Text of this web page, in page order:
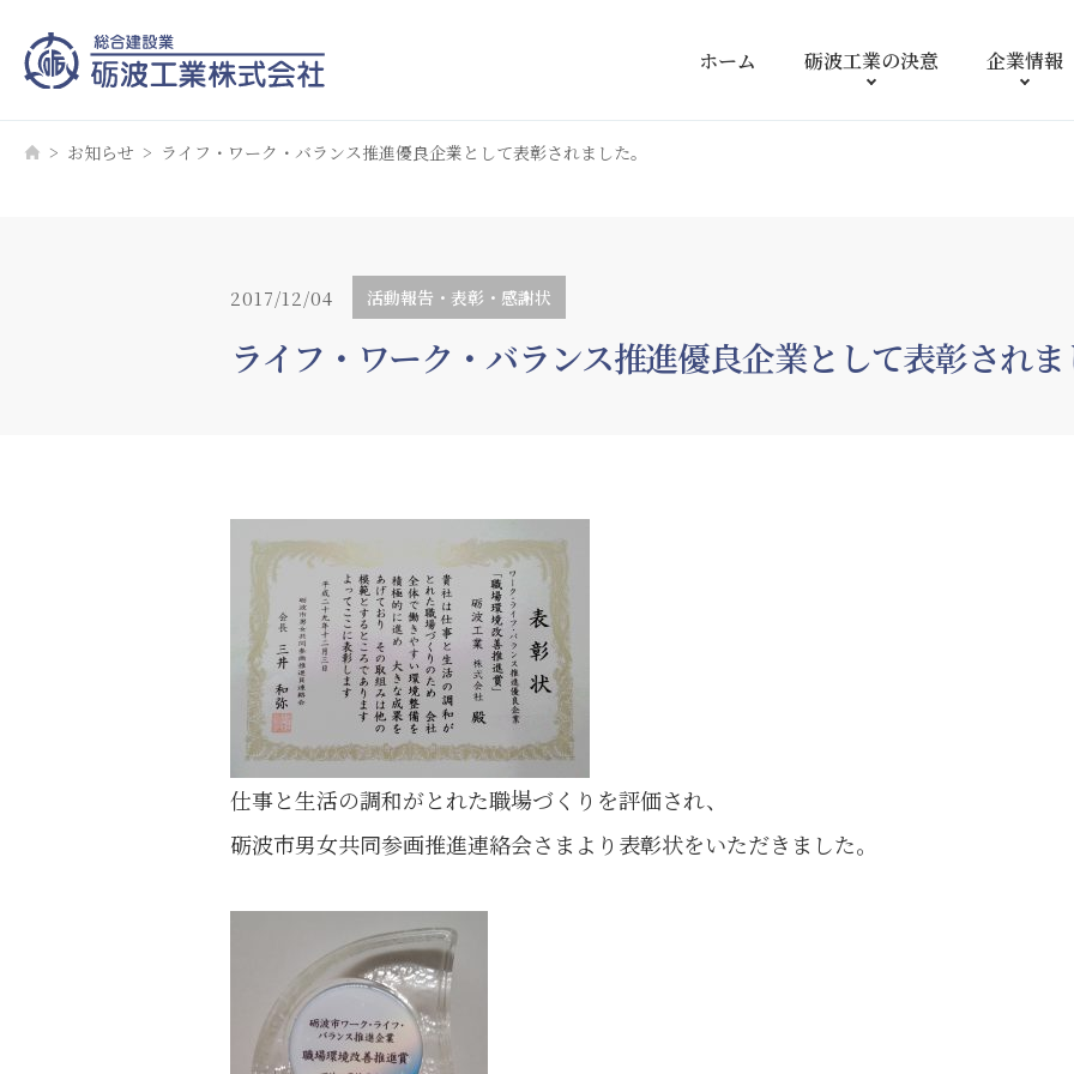
ホーム 砺波工業の決意 企業情報
お知らせ ライフ・ワーク・バランス推進優良企業として表彰されました。
2017/12/04 活動報告・表彰・感謝状
ライフ・ワーク・バランス推進優良企業として表彰されま
仕事と生活の調和がとれた職場づくりを評価され、
砺波市男女共同参画推進連絡会さまより表彰状をいただきました。